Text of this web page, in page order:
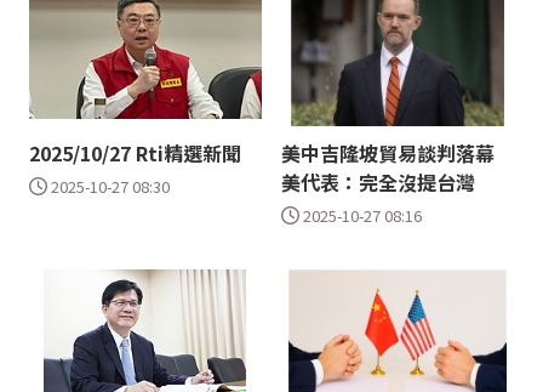
2025/10/27 Rti精選新聞
2025-10-27 08:30
美中吉隆坡貿易談判落幕
美代表：完全沒提台灣
2025-10-27 08:16